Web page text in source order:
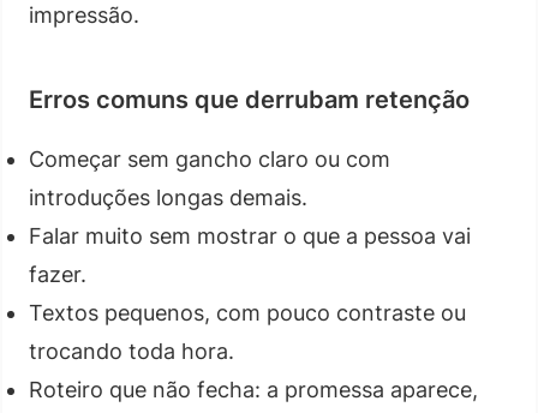
impressão.
Erros comuns que derrubam retenção
Começar sem gancho claro ou com
introduções longas demais.
Falar muito sem mostrar o que a pessoa vai
fazer.
Textos pequenos, com pouco contraste ou
trocando toda hora.
Roteiro que não fecha: a promessa aparece,